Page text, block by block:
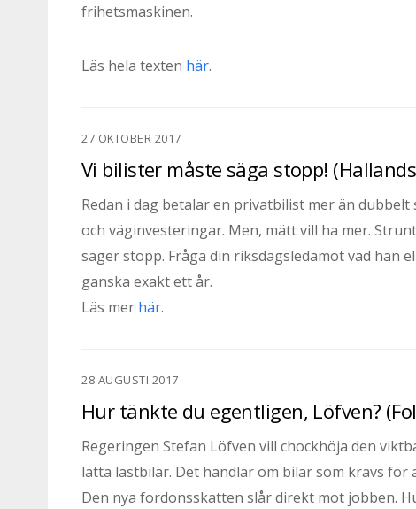
frihetsmaskinen.
Läs hela texten här.
27 OKTOBER 2017
Vi bilister måste säga stopp!
Redan i dag betalar en privatbilist mer än
och väginvesteringar. Men, mätt vill ha mer.
säger stopp. Fråga din riksdagsledamot vad han
ganska exakt ett år.
Läs mer här.
28 AUGUSTI 2017
Hur tänkte du egentligen, Löfven?
Regeringen Stefan Löfven vill chockhöja den
lätta lastbilar. Det handlar om bilar som krävs
Den nya fordonsskatten slår direkt mot jobben.